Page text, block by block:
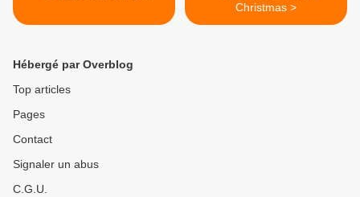
Christmas >
Hébergé par Overblog
Top articles
Pages
Contact
Signaler un abus
C.G.U.